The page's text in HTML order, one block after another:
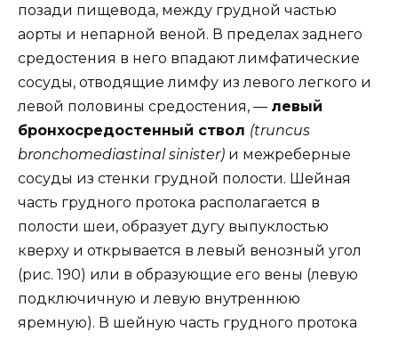
позади пищевода, между грудной частью
аорты и непарной веной. В пределах заднего
средостения в него впадают лимфатические
сосуды, отводящие лимфу из левого легкого и
левой половины средостения, — левый
бронхосредостенный ствол (truncus
bronchomediastinal sinister) и межреберные
сосуды из стенки грудной полости. Шейная
часть грудного протока располагается в
полости шеи, образует дугу выпуклостью
кверху и открывается в левый венозный угол
(рис. 190) или в образующие его вены (левую
подключичную и левую внутреннюю
яремную). В шейную часть грудного протока